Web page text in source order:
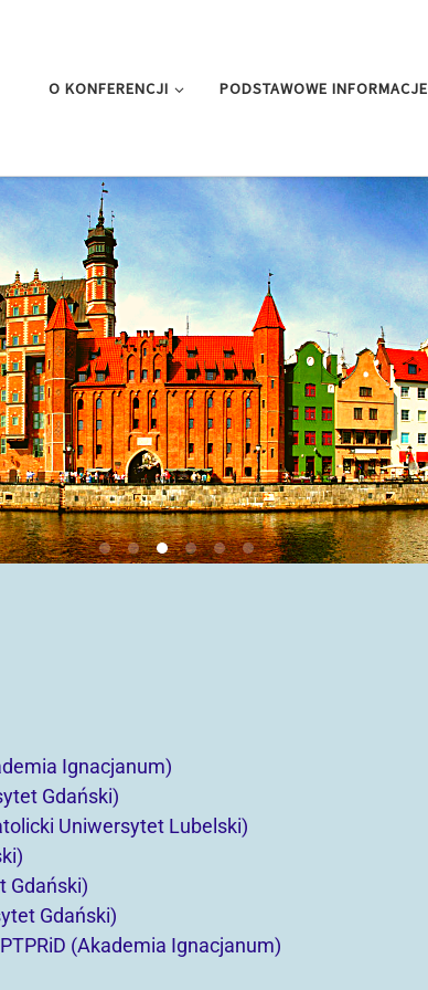
O KONFERENCJI PODSTAWOWE INFORMACJE
Ignacjanum)
Gdański)
Uniwersytet Lubelski)
Gdański)
Gdański)
(Akademia Ignacjanum)